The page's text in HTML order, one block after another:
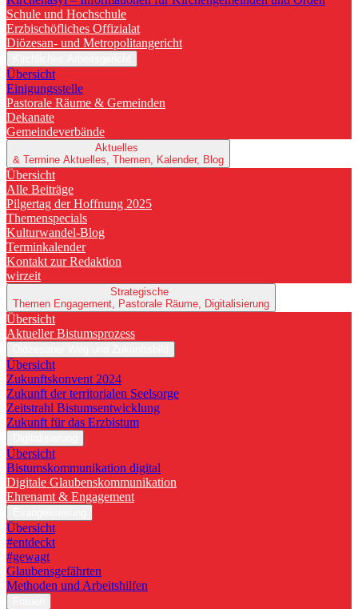
Schule und Hochschule
Erzbischöfliches Offizialat
Diözesan- und Metropolitangericht
Übersicht
Einigungsstelle
Pastorale Räume & Gemeinden
Dekanate
Gemeindeverbände
Aktuelles
& Termine Aktuelles, Themen, Kalender, Blog
Übersicht
Alle Beiträge
Pilgertag der Hoffnung 2025
Themenspecials
Kulturwandel-Blog
Terminkalender
Kontakt zur Redaktion
wirzeit
Strategische
Themen Engagement, Pastorale Räume, Digitalisierung
Übersicht
Aktueller Bistumsprozess
Übersicht
Zukunftskonvent 2024
Zukunft der territorialen Seelsorge
Zeitstrahl Bistumsentwicklung
Zukunft für das Erzbistum
Übersicht
Bistumskommunikation digital
Digitale Glaubenskommunikation
Ehrenamt & Engagement
Übersicht
#entdeckt
#gewagt
Glaubensgefährten
Methoden und Arbeitshilfen